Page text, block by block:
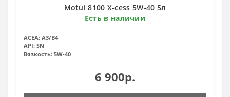
Motul 8100 X-cess 5W-40 5л
Есть в наличии
ACEA: A3/B4
API: SN
Вязкость: 5W-40
6 900р.